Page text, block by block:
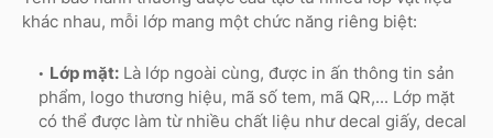
khác nhau, mỗi lớp mang một chức năng riêng biệt:
Lớp mặt: Là lớp ngoài cùng, được in ấn thông tin sản
phẩm, logo thương hiệu, mã số tem, mã QR,... Lớp mặt
có thể được làm từ nhiều chất liệu như decal giấy, decal